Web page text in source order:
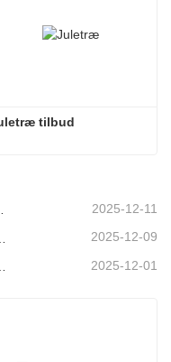
tilbud
2025 2025-12-11
2025-12-09
2025-12-01